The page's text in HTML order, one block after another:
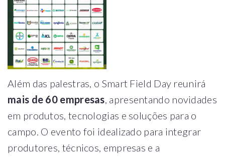
Além das palestras, o Smart Field Day reunirá
mais de 60 empresas , apresentando novidades
em produtos, tecnologias e soluções para o
campo. O evento foi idealizado para integrar
produtores, técnicos, empresas e a